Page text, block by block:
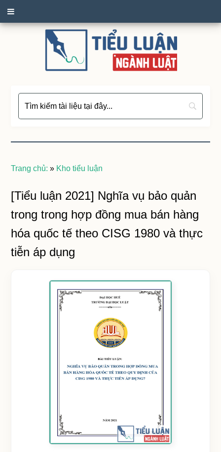
Trang chủ: » Kho tiểu luận
[Tiểu luận 2021] Nghĩa vụ bảo quản
trong trong hợp đồng mua bán hàng
hóa quốc tế theo CISG 1980 và thực
tiễn áp dụng